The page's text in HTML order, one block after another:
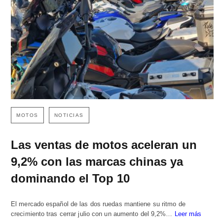
MOTOS NOTICIAS
Las ventas de motos aceleran un
9,2% con las marcas chinas ya
dominando el Top 10
El mercado español de las dos ruedas mantiene su ritmo de
crecimiento tras cerrar julio con un aumento del 9,2%… Leer más